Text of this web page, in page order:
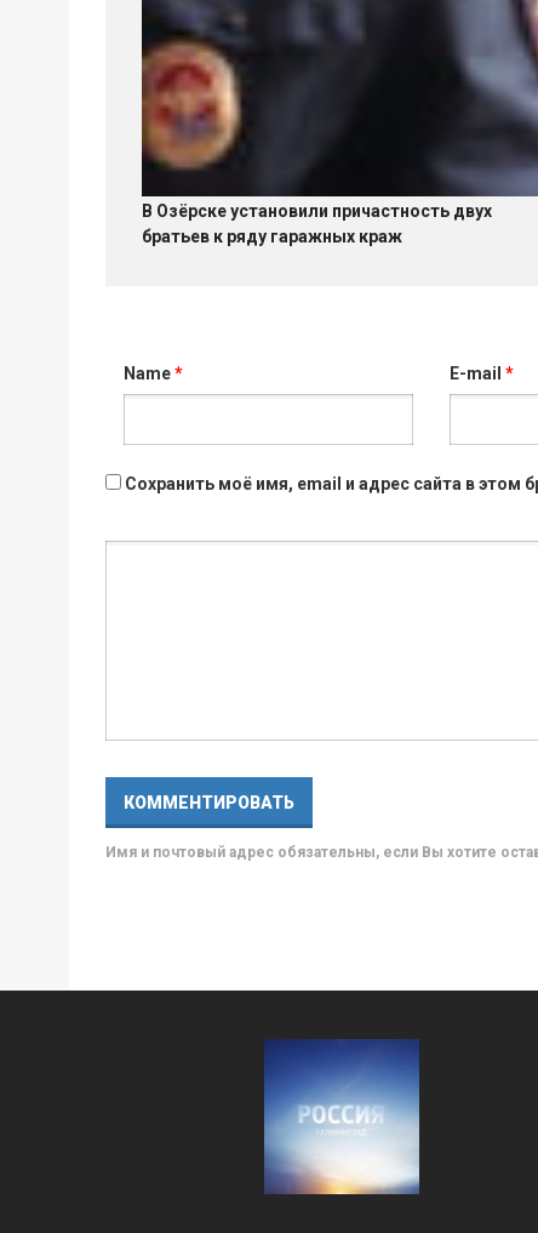
В Озёрске установили причастность двух
братьев к ряду гаражных краж
Name* E-mail*
Сохранить моё имя, email и адрес сайта в
Имя и почтовый адрес обязательны, если Вы хотите